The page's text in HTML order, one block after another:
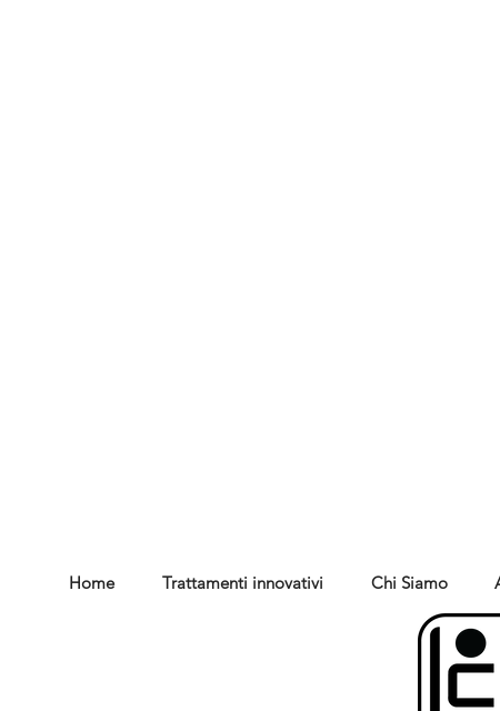
Home Trattamenti innovativi Chi Siamo